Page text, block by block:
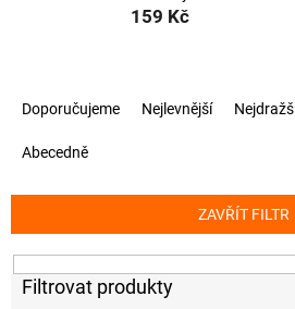
159 Kč
p
r
o
Doporučujeme Nejlevnější
Abecedně
ZAVŘÍT FILTR